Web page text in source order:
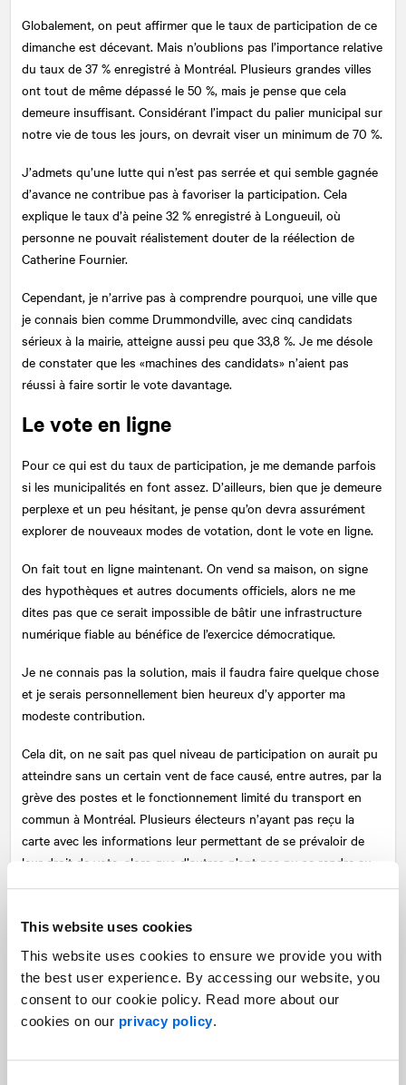
This website uses cookies
This website uses cookies to ensure we provide you with
the best user experience. By accessing our website, you
consent to our cookie policy. Read more about our
cookies on our privacy policy.
Globalement, on peut affirmer que le taux de participation de ce
dimanche est décevant. Mais n’oublions pas l’importance relative
du taux de 37 % enregistré à Montréal. Plusieurs grandes villes
ont tout de même dépassé le 50 %, mais je pense que cela
demeure insuffisant. Considérant l’impact du palier municipal sur
notre vie de tous les jours, on devrait viser un minimum de 70 %.
J’admets qu’une lutte qui n’est pas serrée et qui semble gagnée
d’avance ne contribue pas à favoriser la participation. Cela
explique le taux d’à peine 32 % enregistré à Longueuil, où
personne ne pouvait réalistement douter de la réélection de
Catherine Fournier.
Cependant, je n’arrive pas à comprendre pourquoi, une ville que
je connais bien comme Drummondville, avec cinq candidats
sérieux à la mairie, atteigne aussi peu que 33,8 %. Je me désole
de constater que les «machines des candidats» n’aient pas
réussi à faire sortir le vote davantage.
Le vote en ligne
Pour ce qui est du taux de participation, je me demande parfois
si les municipalités en font assez. D’ailleurs, bien que je demeure
perplexe et un peu hésitant, je pense qu’on devra assurément
explorer de nouveaux modes de votation, dont le vote en ligne.
On fait tout en ligne maintenant. On vend sa maison, on signe
des hypothèques et autres documents officiels, alors ne me
dites pas que ce serait impossible de bâtir une infrastructure
numérique fiable au bénéfice de l’exercice démocratique.
Je ne connais pas la solution, mais il faudra faire quelque chose
et je serais personnellement bien heureux d’y apporter ma
modeste contribution.
Cela dit, on ne sait pas quel niveau de participation on aurait pu
atteindre sans un certain vent de face causé, entre autres, par la
grève des postes et le fonctionnement limité du transport en
commun à Montréal. Plusieurs électeurs n’ayant pas reçu la
carte avec les informations leur permettant de se prévaloir de
leur droit de vote, alors que d’autres n’ont pas pu se rendre au
**Cependant, à mon avis, ce qui freine encore davantage la
trouvent nos hebdos régionaux. Peu soutenus, ils peinent à
survivre. Au mieux, ils vivotent. **
En dehors des grands centres et des pôles desservis par les